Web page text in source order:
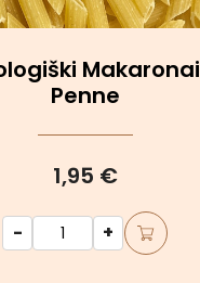
Makaronai
Penne
1,95 €
- +